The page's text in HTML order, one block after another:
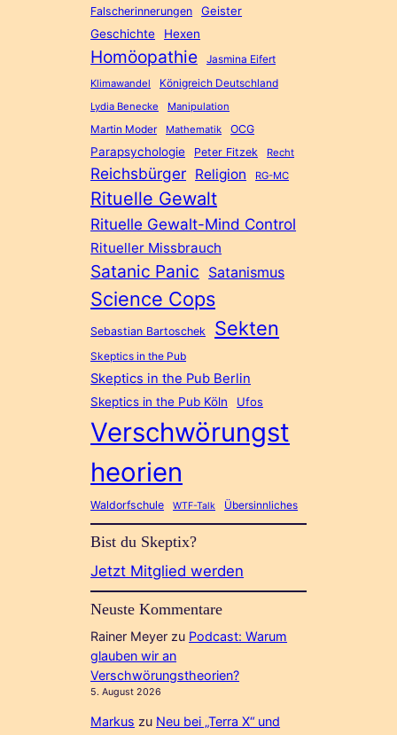
Falscherinnerungen
Geister
Geschichte
Hexen
Homöopathie Jasmina Eifert
Klimawandel Königreich Deutschland
Lydia Benecke Manipulation
Martin Moder Mathematik OCG
Parapsychologie Peter Fitzek Recht
Reichsbürger Religion RG-MC
Rituelle Gewalt
Rituelle Gewalt-Mind Control
Ritueller Missbrauch
Satanic Panic Satanismus
Science Cops
Sebastian Bartoschek Sekten
Skeptics in the Pub
Skeptics in the Pub Berlin
Skeptics in the Pub Köln Ufos
Verschwörungst
heorien
Waldorfschule WTF-Talk Übersinnliches
Bist du Skeptix?
Jetzt Mitglied werden
Neuste Kommentare
Rainer Meyer zu Podcast: Warum
glauben wir an
Verschwörungstheorien?
5. August 2026
Markus zu Neu bei „Terra X“ und